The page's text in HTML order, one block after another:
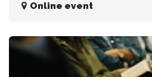
Online event